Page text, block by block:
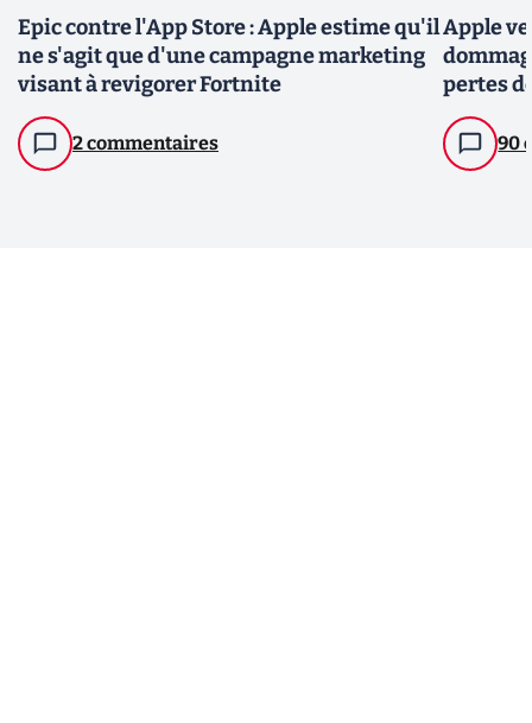
Epic contre l'App Store : Apple estime qu'il
ne s'agit que d'une campagne marketing
visant à revigorer Fortnite
2 commentaires
Apple
pertes
90